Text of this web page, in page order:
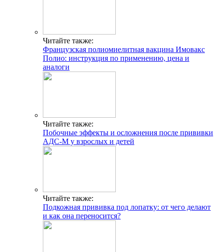
Читайте также:
Французская полиомиелитная вакцина Имовакс
Полио: инструкция по применению, цена и
аналоги
Читайте также:
Побочные эффекты и осложнения после прививки
АДС-М у взрослых и детей
Читайте также:
Подкожная прививка под лопатку: от чего делают
и как она переносится?